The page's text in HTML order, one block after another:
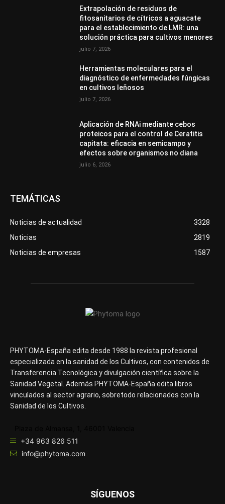
Extrapolación de residuos de
fitosanitarios de cítricos a aguacate
para el establecimiento de LMR: una
solución práctica para cultivos menores
julio 7, 2026
Herramientas moleculares para el
diagnóstico de enfermedades fúngicas
en cultivos leñosos
julio 7, 2026
Aplicación de RNAi mediante cebos
proteicos para el control de Ceratitis
capitata: eficacia en semicampo y
efectos sobre organismos no diana
julio 6, 2026
TEMÁTICAS
Noticias de actualidad
3328
Noticias
2819
Noticias de empresas
1587
PHYTOMA-España edita desde 1988 la revista profesional
especializada en la sanidad de los Cultivos, con contenidos de
Transferencia Tecnológica y divulgación científica sobre la
Sanidad Vegetal. Además PHYTOMA-España edita libros
vinculados al sector agrario, sobretodo relacionados con la
Sanidad de los Cultivos.
+34 963 826 511
info@phytoma.com
SÍGUENOS